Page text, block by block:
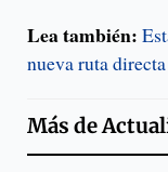
Lea también:
nueva ruta
Más de